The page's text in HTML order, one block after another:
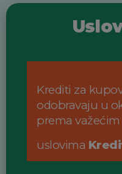
Krediti za
odobravaju u
prema važećim
uslovima